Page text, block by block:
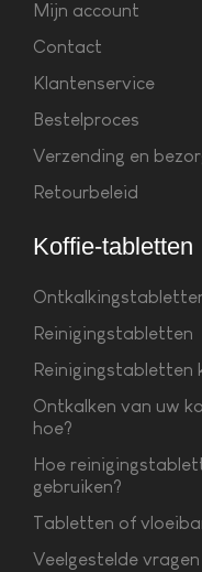
Mijn account
Contact
Klantenservice
Bestelproces
Verzending en
Retourbeleid
Koffie-tabletten
Reinigingstabletten
Reinigingstabletten
Ontkalken van uw
hoe?
Hoe
gebruiken?
Tabletten of
Veelgestelde vragen